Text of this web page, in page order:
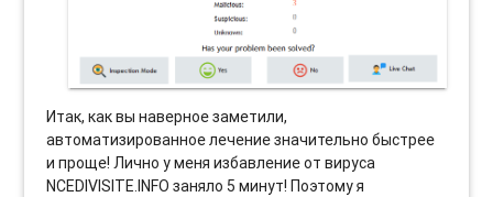
Итак, как вы наверное заметили,
автоматизированное лечение значительно быстрее
и проще! Лично у меня избавление от вируса
NCEDIVISITE.INFO заняло 5 минут! Поэтому я